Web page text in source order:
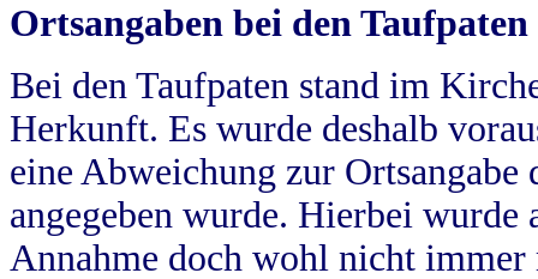
Ortsangaben bei den Taufpaten
Bei den Taufpaten stand im
Herkunft. Es wurde deshalb
eine Abweichung zur
angegeben wurde. Hierbei wurde
Annahme doch wohl nicht